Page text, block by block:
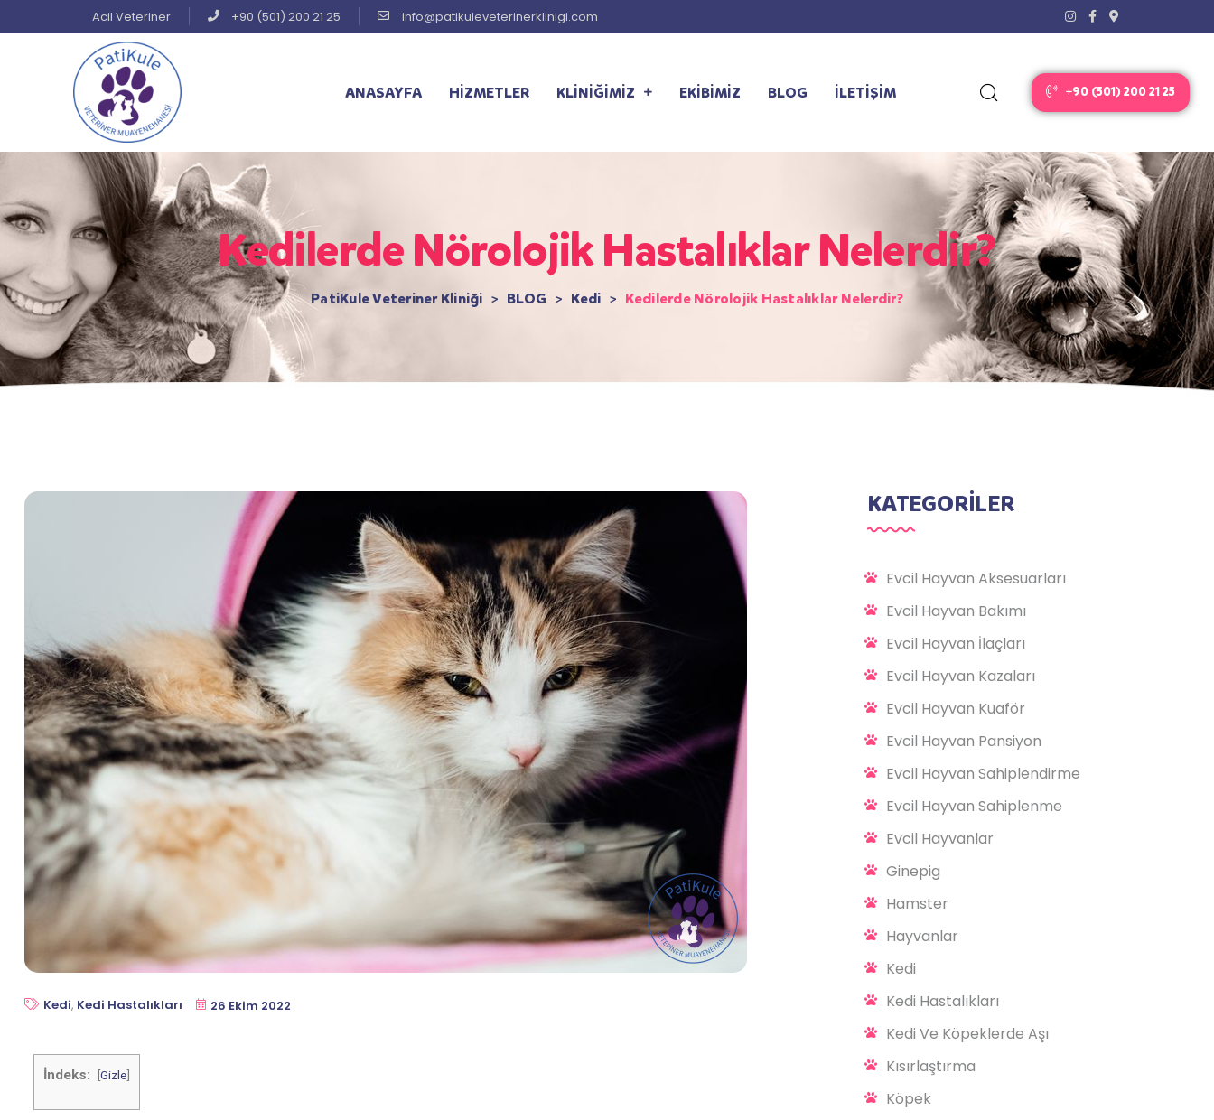
Acil Veteriner +90 (501) 200 21 25 info@patikuleveterinerklinigi.com
ANASAYFA HİZMETLER KLİNİĞİMİZ EKİBİMİZ BLOG İLETİŞİM +90 (501) 200 21 25
Kedilerde Nörolojik Hastalıklar Nelerdir?
PatiKule Veteriner Kliniği > BLOG > Kedi > Kedilerde Nörolojik Hastalıklar Nelerdir?
Kedi, Kedi Hastalıkları 26 Ekim 2022
İndeks: [Gizle]
KATEGORİLER
Evcil Hayvan Aksesuarları
Evcil Hayvan Bakımı
Evcil Hayvan İlaçları
Evcil Hayvan Kazaları
Evcil Hayvan Kuaför
Evcil Hayvan Pansiyon
Evcil Hayvan Sahiplendirme
Evcil Hayvan Sahiplenme
Evcil Hayvanlar
Ginepig
Hamster
Hayvanlar
Kedi
Kedi Hastalıkları
Kedi Ve Köpeklerde Aşı
Kısırlaştırma
Köpek